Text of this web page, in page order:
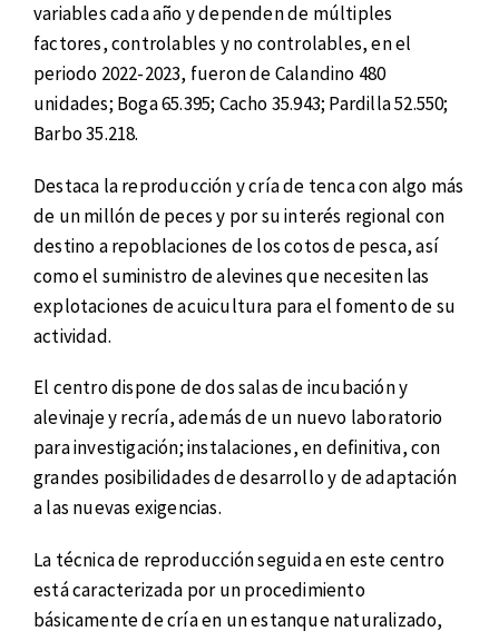
variables cada año y dependen de múltiples
factores, controlables y no controlables, en el
periodo 2022-2023, fueron de Calandino 480
unidades; Boga 65.395; Cacho 35.943; Pardilla 52.550;
Barbo 35.218.
Destaca la reproducción y cría de tenca con algo más
de un millón de peces y por su interés regional con
destino a repoblaciones de los cotos de pesca, así
como el suministro de alevines que necesiten las
explotaciones de acuicultura para el fomento de su
actividad.
El centro dispone de dos salas de incubación y
alevinaje y recría, además de un nuevo laboratorio
para investigación; instalaciones, en definitiva, con
grandes posibilidades de desarrollo y de adaptación
a las nuevas exigencias.
La técnica de reproducción seguida en este centro
está caracterizada por un procedimiento
básicamente de cría en un estanque naturalizado,